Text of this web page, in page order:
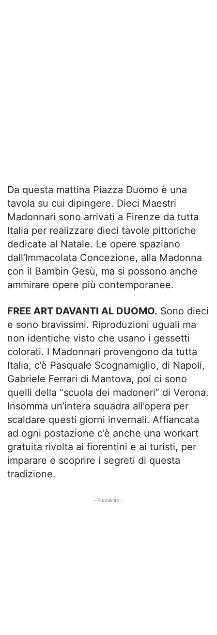
Da questa mattina Piazza Duomo è una
tavola su cui dipingere. Dieci Maestri
Madonnari sono arrivati a Firenze da tutta
Italia per realizzare dieci tavole pittoriche
dedicate al Natale. Le opere spaziano
dall’Immacolata Concezione, alla Madonna
con il Bambin Gesù, ma si possono anche
ammirare opere più contemporanee.
FREE ART DAVANTI AL DUOMO. Sono dieci
e sono bravissimi. Riproduzioni uguali ma
non identiche visto che usano i gessetti
colorati. I Madonnari provengono da tutta
Italia, c’è Pasquale Scognamiglio, di Napoli,
Gabriele Ferrari di Mantova, poi ci sono
quelli della “scuola dei madoneri” di Verona.
Insomma un’intera squadra all’opera per
scaldare questi giorni invernali. Affiancata
ad ogni postazione c’è anche una workart
gratuita rivolta ai fiorentini e ai turisti, per
imparare e scoprire i segreti di questa
tradizione.
- Pubblicità -